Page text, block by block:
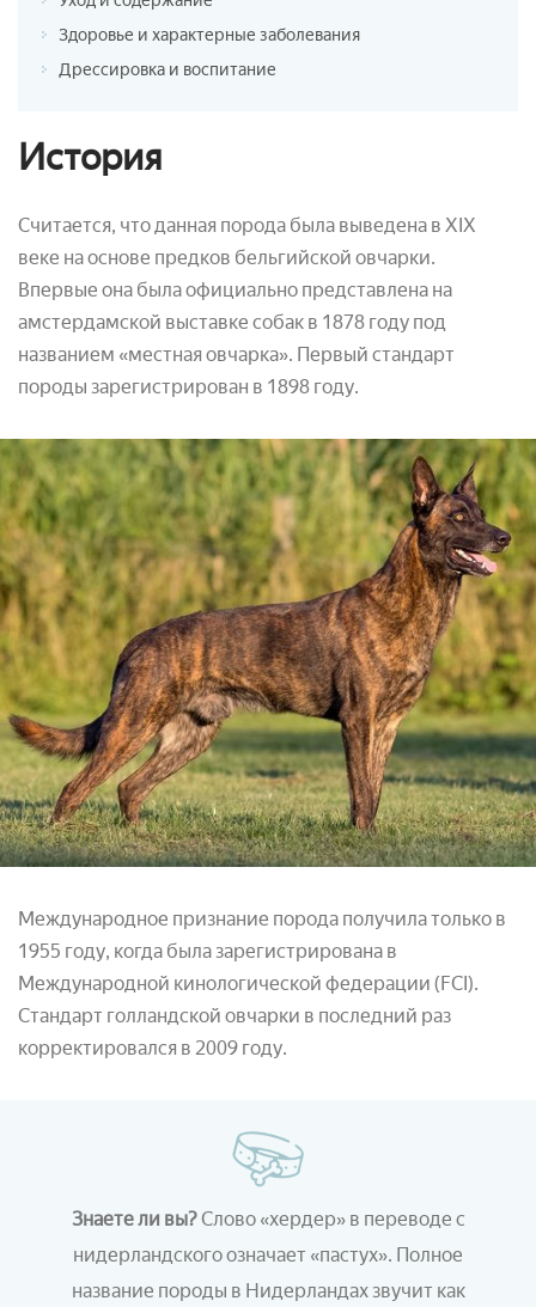
Здоровье и характерные заболевания
Дрессировка и воспитание
История
Считается, что данная порода была выведена в XIX
веке на основе предков бельгийской овчарки.
Впервые она была официально представлена на
амстердамской выставке собак в 1878 году под
названием «местная овчарка». Первый стандарт
породы зарегистрирован в 1898 году.
Международное признание порода получила только в
1955 году, когда была зарегистрирована в
Международной кинологической федерации (FCI).
Стандарт голландской овчарки в последний раз
корректировался в 2009 году.
Знаете ли вы?Слово «хердер» в переводе с
нидерландского означает «пастух». Полное
название породы в Нидерландах звучит как